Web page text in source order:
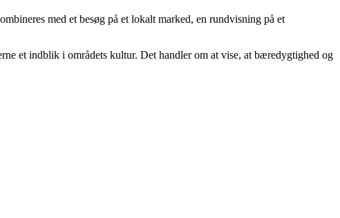
med et besøg på et lokalt marked, en rundvisning på et
et indblik i områdets kultur. Det handler om at vise, at bæredygtighed og